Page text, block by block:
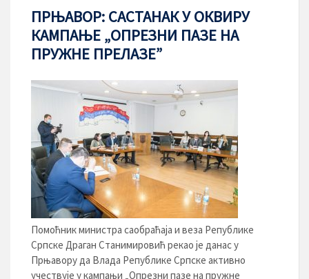
ПРЊАВОР: САСТАНАК У ОКВИРУ
КАМПАЊЕ „ОПРЕЗНИ ПАЗЕ НА
ПРУЖНЕ ПРЕЛАЗЕ”
Помоћник министра саобраћаја и веза Републике
Српске Драган Станимировић рекао је данас у
Прњавору да Влада Републике Српске активно
учествује у кампањи „Опрезни пазе на пружне